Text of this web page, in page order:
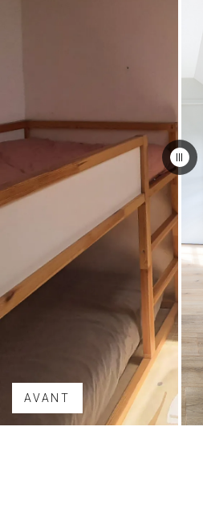
AVANT